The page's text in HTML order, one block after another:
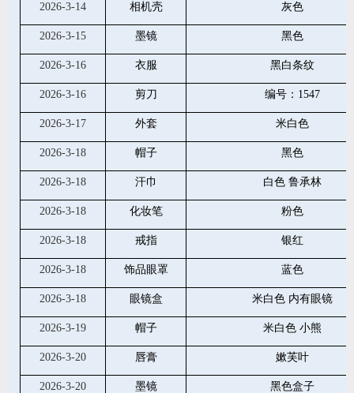
2026-3-14 相机壳 灰色
2026-3-15 墨镜 黑色
2026-3-16 衣服 黑白条纹
2026-3-16 剪刀 编号：1547
2026-3-17 外套 米白色
2026-3-18 帽子 黑色
2026-3-18 汗巾 白色 鲁承林
2026-3-18 化妆笔 粉色
2026-3-18 戒指 银红
2026-3-18 饰品眼罩 蓝色
2026-3-18 眼镜盒 米白色 内有眼镜
2026-3-19 帽子 米白色 小熊
2026-3-20 唇膏 嫰芙叶
2026-3-20 墨镜 黑色盒子